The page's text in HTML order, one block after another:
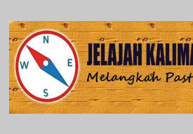
to
content